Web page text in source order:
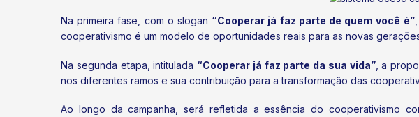
Na primeira fase, com o slogan “Cooperar já faz parte de quem você é”
cooperativismo é um modelo de oportunidades reais para as novas
Na segunda etapa, intitulada “Cooperar já faz parte da sua vida”, a
nos diferentes ramos e sua contribuição para a transformação das
Ao longo da campanha, será refletida a essência do cooperativismo